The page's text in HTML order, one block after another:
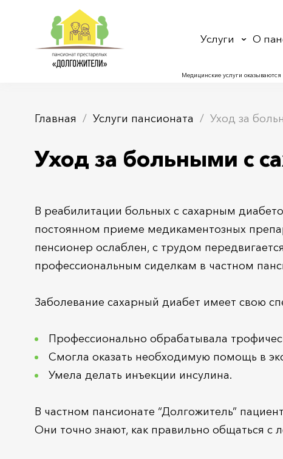
Услуги О
Медицинские услуги
Главная Услуги пансионата Уход за
Уход за больными с
В реабилитации больных с сахарным
постоянном приеме медикаментозных
пенсионер ослаблен, с трудом
профессиональным сиделкам в частном
Заболевание сахарный диабет имеет свою
Профессионально обрабатывала
Смогла оказать необходимую помощь в
Умела делать инъекции инсулина.
В частном пансионате “Долгожитель”
Они точно знают, как правильно общаться с